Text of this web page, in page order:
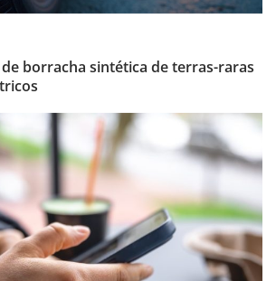
borracha sintética de terras-raras